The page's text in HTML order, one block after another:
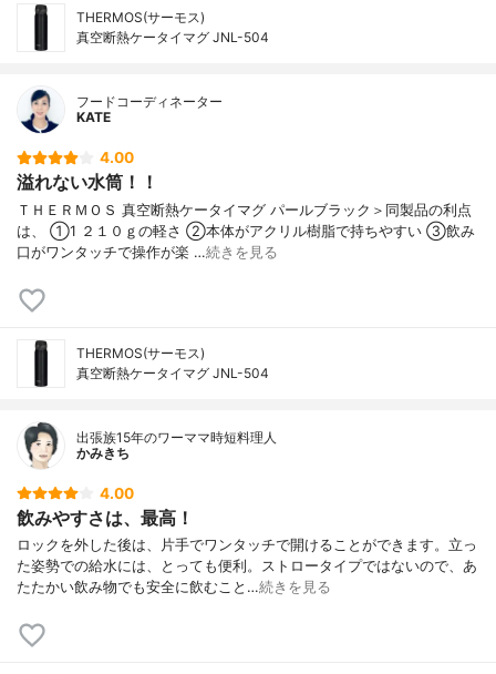
THERMOS(サーモス)
真空断熱ケータイマグ JNL-504
フードコーディネーター
KATE
4.00
溢れない水筒！！
ＴＨＥＲＭＯＳ 真空断熱ケータイマグ パールブラック＞同製品の利点
は、 ①1 ２１０ｇの軽さ ②本体がアクリル樹脂で持ちやすい ③飲み
口がワンタッチで操作が楽 …続きを見る
THERMOS(サーモス)
真空断熱ケータイマグ JNL-504
出張族15年のワーママ時短料理人
かみきち
4.00
飲みやすさは、最高！
ロックを外した後は、片手でワンタッチで開けることができます。立っ
た姿勢での給水には、とっても便利。ストロータイプではないので、あ
たたかい飲み物でも安全に飲むこと…続きを見る